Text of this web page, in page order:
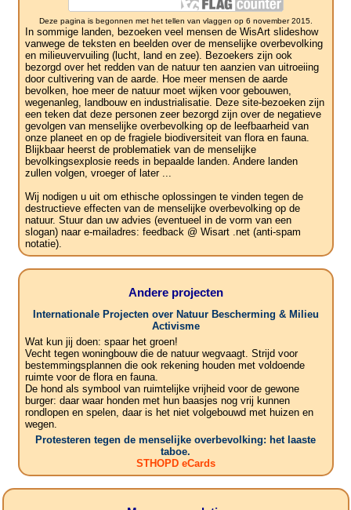
Deze pagina is begonnen met het tellen van vlaggen op 6 november 2015.
In sommige landen, bezoeken veel mensen de WisArt slideshow
vanwege de teksten en beelden over de menselijke overbevolking
en milieuvervuiling (lucht, land en zee). Bezoekers zijn ook
bezorgd over het redden van de natuur ten aanzien van uitroeiing
door cultivering van de aarde. Hoe meer mensen de aarde
bevolken, hoe meer de natuur moet wijken voor gebouwen,
wegenanleg, landbouw en industrialisatie. Deze site-bezoeken zijn
een teken dat deze personen zeer bezorgd zijn over de negatieve
gevolgen van menselijke overbevolking op de leefbaarheid van
onze planeet en op de fragiele biodiversiteit van flora en fauna.
Blijkbaar heerst de problematiek van de menselijke
bevolkingsexplosie reeds in bepaalde landen. Andere landen
zullen volgen, vroeger of later ...
Wij nodigen u uit om ethische oplossingen te vinden tegen de
destructieve effecten van de menselijke overbevolking op de
natuur. Stuur dan uw advies (eventueel in de vorm van een
slogan) naar e-mailadres: feedback @ Wisart .net (anti-spam
notatie).
Andere projecten
Internationale Projecten over Natuur Bescherming & Milieu
Activisme
Wat kun jij doen: spaar het groen!
Vecht tegen woningbouw die de natuur wegvaagt. Strijd voor
bestemmingsplannen die ook rekening houden met voldoende
ruimte voor de flora en fauna.
De hond als symbool van ruimtelijke vrijheid voor de gewone
burger: daar waar honden met hun baasjes nog vrij kunnen
rondlopen en spelen, daar is het niet volgebouwd met huizen en
wegen.
Protesteren tegen de menselijke overbevolking: het laaste
taboe.
STHOPD eCards